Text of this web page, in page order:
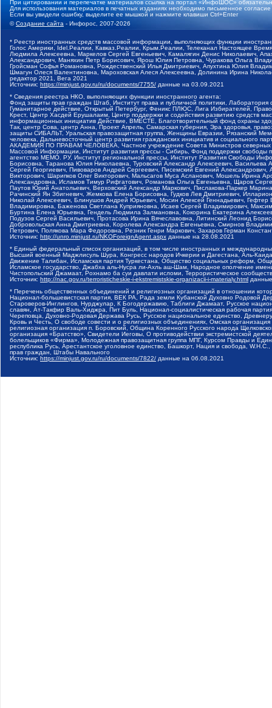
При цитировании и перепечатке материалов ссылка на портал «ИнфоШОС»
Для использования материалов в печатных изданиях необходимо письменное
Если вы увидели ошибку, выделите ее мышкой и нажмите клавиши Ctrl+Enter
©Создание сайта - Инфорос, 2007-2026
* Реестр иностранных средств массовой информации, выполняющих функции
Голос Америки, Idel.Реалии, Кавказ.Реалии, Крым.Реалии, Телеканал Настоящее
Людмила Алексеевна, Маркелов Сергей Евгеньевич, Камалягин Денис Николаевич,
Александрович, Маняхин Петр Борисович, Ярош Юлия Петровна, Чуракова Ольга
Гройсман Софья Романовна, Рождественский Илья Дмитриевич, Апухтина Юлия
Шмагун Олеся Валентиновна, Мароховская Алеся Алексеевна, Долинина Ирина
редактор 2021, Вега 2021
Источник: https://minjust.gov.ru/ru/documents/7755/ данные на 03.09.2021
* Сведения реестра НКО, выполняющих функции иностранного агента:
Фонд защиты прав граждан Штаб, Институт права и публичной политики,
Гуманитарное действие, Открытый Петербург, Феникс ПЛЮС, Лига Избирателей,
Крест, Центр Хасдей Ерушалаим, Центр поддержки и содействия развитию средств
информационных инициатив Действие, ВМЕСТЕ, Благотворительный фонд охраны
Так, центр Сова, центр Анна, Проект Апрель, Самарская губерния, Эра здоровья,
защиты СИБАЛЬТ, Уральская правозащитная группа, Женщины Евразии, Рязанский
человека, Дальневосточный центр развития гражданских инициатив и социального
АКАДЕМИЯ ПО ПРАВАМ ЧЕЛОВЕКА, Частное учреждение Совета Министров северных
Массовой Информации, Институт развития прессы - Сибирь, Фонд поддержки
агентство МЕМО. РУ, Институт региональной прессы, Институт Развития Свободы
Борисовна, Таранова Юлия Николаевна, Туровский Александр Алексеевич,
Сергей Георгиевич, Пивоваров Андрей Сергеевич, Писемский Евгений
Викторович, Шарипков Олег Викторович, Мальсагов Муса Асланович, Мошель Ирина
Александровна, Исламов Тимур Рифгатович, Романова Ольга Евгеньевна, Щаров
Паутов Юрий Анатольевич, Верховский Александр Маркович, Пислакова-Паркер
Рачинский Ян Збигневич, Жемкова Елена Борисовна, Гудков Лев Дмитриевич,
Николай Алексеевич, Блинушов Андрей Юрьевич, Мосин Алексей Геннадьевич,
Владимировна, Баженова Светлана Куприяновна, Исаев Сергей Владимирович,
Буртина Елена Юрьевна, Гендель Людмила Залмановна, Кокорина Екатерина
Подузов Сергей Васильевич, Протасова Ирина Вячеславовна, Литинский Леонид
Добровольская Анна Дмитриевна, Королева Александра Евгеньевна, Смирнов
Петрович, Полякова Мара Федоровна, Резник Генри Маркович, Захаров Герман
Источник: http://unro.minjust.ru/NKOForeignAgent.aspx данные на 28.08.2021
* Единый федеральный список организаций, в том числе иностранных и
Высший военный Маджлисуль Шура, Конгресс народов Ичкерии и Дагестана, Аль-
Движение Талибан, Исламская партия Туркестана, Общество социальных реформ,
Исламское государство, Джабха аль-Нусра ли-Ахль аш-Шам, Народное ополчение
Чистопольский Джамаат, Рохнамо ба суи давлати исломи, Террористическое
Источник: http://nac.gov.ru/terroristicheskie-i-ekstremistskie-organizacii-i-materialy.html
* Перечень общественных объединений и религиозных организаций в отношении
Национал-большевистская партия, ВЕК РА, Рада земли Кубанской Духовно Родовой
Староверов-Инглингов, Нурджулар, К Богодержавию, Таблиги Джамаат, Русское
славян, Ат-Такфир Валь-Хиджра, Пит Буль, Национал-социалистическая рабочая
Череповца, Духовно-Родовая Держава Русь, Русское национальное единство,
Кровь и Честь, О свободе совести и о религиозных объединениях, Омская
религиозная организация п. Боровский, Община Коренного Русского народа
организация «Братство», Свидетели Иеговы, О противодействии экстремистской
болельщиков «Фирма», Молодежная правозащитная группа МПГ, Курсом Правды и
республика Русь, Арестантское уголовное единство, Башкорт, Нация и свобода,
прав граждан, Штабы Навального
Источник: https://minjust.gov.ru/ru/documents/7822/ данные на 06.08.2021